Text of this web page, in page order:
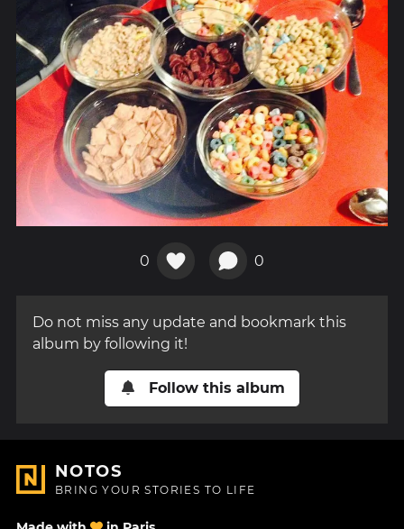
0 0
Do not miss any update and bookmark this
album by following it!
Follow this album
NOTOS
BRING YOUR STORIES TO LIFE